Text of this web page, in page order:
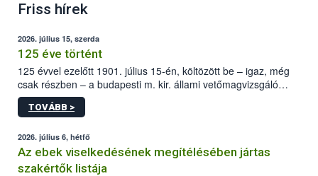
Friss hírek
2026. július 15, szerda
125 éve történt
125 évvel ezelőtt 1901. július 15-én, költözött be – igaz, még
csak részben – a budapesti m. kir. állami vetőmagvizsgáló
állomás a Kis Rókus utca 15. szám alatti, Czigler Győző által
tervezett új épületébe.
TOVÁBB >
2026. július 6, hétfő
Az ebek viselkedésének megítélésében jártas
szakértők listája